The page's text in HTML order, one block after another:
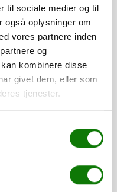
til sociale medier og til
også oplysninger om
vores partnere inden
og
kombinere disse
givet dem, eller som
tjenester.